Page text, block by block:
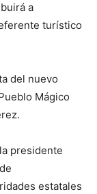
a
turístico
del nuevo
Mágico
presidente
estatales